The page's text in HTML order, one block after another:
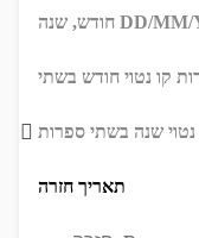
DD/MM/
קו נטוי חודש בשתי
שנה בשתי ספרות
תאריך חזרה